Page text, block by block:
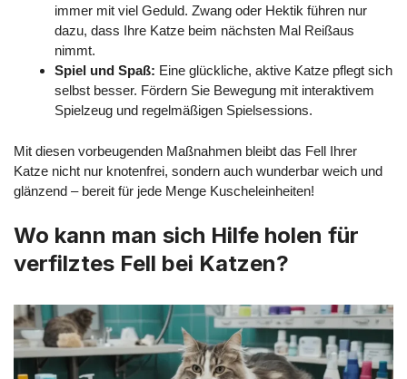
immer mit viel Geduld. Zwang oder Hektik führen nur
dazu, dass Ihre Katze beim nächsten Mal Reißaus
nimmt.
Spiel und Spaß: Eine glückliche, aktive Katze pflegt sich
selbst besser. Fördern Sie Bewegung mit interaktivem
Spielzeug und regelmäßigen Spielsessions.
Mit diesen vorbeugenden Maßnahmen bleibt das Fell Ihrer
Katze nicht nur knotenfrei, sondern auch wunderbar weich und
glänzend – bereit für jede Menge Kuscheleinheiten!
Wo kann man sich Hilfe holen für
verfilztes Fell bei Katzen?